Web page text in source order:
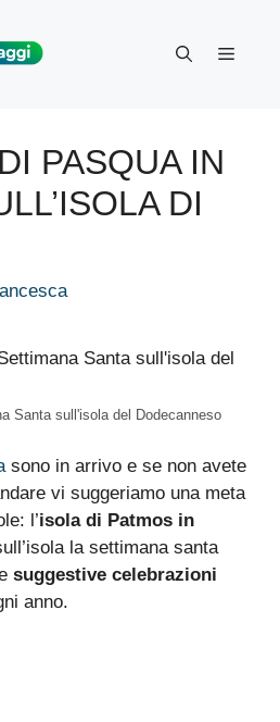
Menu
PASQUA IN
DI
Santa sull'isola del Dodecanneso
sono in arrivo e se non avete
vi suggeriamo una meta
l’isola di Patmos in
la settimana santa
suggestive celebrazioni
anno.